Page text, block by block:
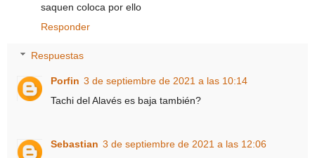
saquen coloca por ello
Responder
Respuestas
Porfin 3 de septiembre de 2021 a las 10:14
Tachi del Alavés es baja también?
Sebastian 3 de septiembre de 2021 a las 12:06